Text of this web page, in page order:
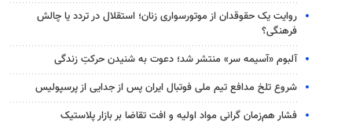
روایت یک حقوقدان از موتورسواری زنان؛ استقلال در تردد یا چالش
فرهنگی؟
آلبوم «آسیمه سر» منتشر شد؛ دعوت به شنیدن حرکتِ زندگی
شروع تلخ مدافع تیم ملی فوتبال ایران پس از جدایی از پرسپولیس
فشار هم‌زمان گرانی مواد اولیه و افت تقاضا بر بازار پلاستیک